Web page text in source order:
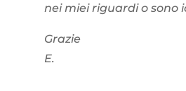
nei miei riguardi o sono
Grazie
E.